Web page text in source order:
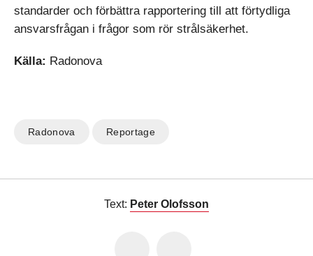
standarder och förbättra rapportering till att förtydliga
ansvarsfrågan i frågor som rör strålsäkerhet.
Källa: Radonova
Radonova Reportage
Text: Peter Olofsson